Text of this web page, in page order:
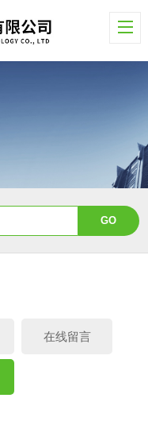
在线留言